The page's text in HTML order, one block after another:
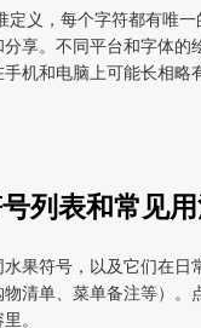
定义，每个字符都有唯
享。不同平台和字体的
机和电脑上可能长相略
列表和常见
果符号，以及它们在日
清单、菜单备注等）。
。